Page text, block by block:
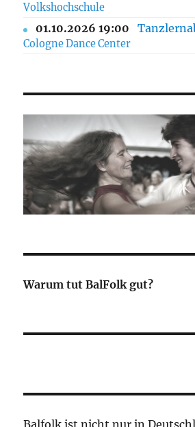
Volkshochschule
01.10.2026 19:00
Cologne Dance Center
Warum tut BalFolk gut?